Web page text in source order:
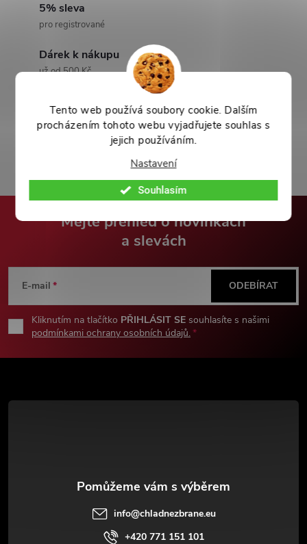
Tento web používá soubory cookie. Dalším
procházením tohoto webu vyjadřujete souhlas s
jejich používáním.
Nastavení
Souhlasím
5% sleva
pro registrované
Dárek k nákupu
už od 500 Kč
Zavítejte na naše pobočky
p
a
Mějte přehled o novinkách
a slevách
E-mail
Kliknutím na tlačítko PŘIHLÁSIT SE souhlasíte s našimi
podmínkami ochrany osobních údajů.
ODEBÍRAT
info@chladnezbrane.eu
+420 771 151 101